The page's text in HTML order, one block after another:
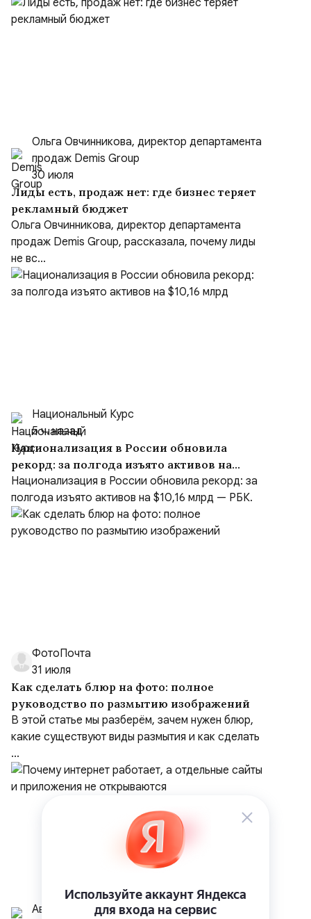
Ольга Овчинникова, директор департамента
продаж Demis Group
30 июля
Лиды есть, продаж нет: где бизнес теряет
рекламный бюджет
Ольга Овчинникова, директор департамента
продаж Demis Group, рассказала, почему лиды
не вс...
Национальный Курс
5 ч. назад
Национализация в России обновила
рекорд: за полгода изъято активов на
$10,16 млрд
Национализация в России обновила рекорд: за
полгода изъято активов на $10,16 млрд — РБК.
ФотоПочта
31 июля
Как сделать блюр на фото: полное
руководство по размытию изображений
В этой статье мы разберём, зачем нужен блюр,
какие существуют виды размытия и как сделать
...
Аванта